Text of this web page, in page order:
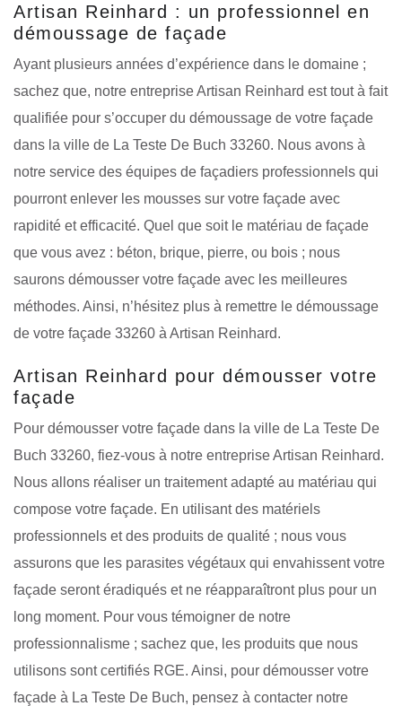
Artisan Reinhard : un professionnel en
démoussage de façade
Ayant plusieurs années d’expérience dans le domaine ;
sachez que, notre entreprise Artisan Reinhard est tout à fait
qualifiée pour s’occuper du démoussage de votre façade
dans la ville de La Teste De Buch 33260. Nous avons à
notre service des équipes de façadiers professionnels qui
pourront enlever les mousses sur votre façade avec
rapidité et efficacité. Quel que soit le matériau de façade
que vous avez : béton, brique, pierre, ou bois ; nous
saurons démousser votre façade avec les meilleures
méthodes. Ainsi, n’hésitez plus à remettre le démoussage
de votre façade 33260 à Artisan Reinhard.
Artisan Reinhard pour démousser votre
façade
Pour démousser votre façade dans la ville de La Teste De
Buch 33260, fiez-vous à notre entreprise Artisan Reinhard.
Nous allons réaliser un traitement adapté au matériau qui
compose votre façade. En utilisant des matériels
professionnels et des produits de qualité ; nous vous
assurons que les parasites végétaux qui envahissent votre
façade seront éradiqués et ne réapparaîtront plus pour un
long moment. Pour vous témoigner de notre
professionnalisme ; sachez que, les produits que nous
utilisons sont certifiés RGE. Ainsi, pour démousser votre
façade à La Teste De Buch, pensez à contacter notre